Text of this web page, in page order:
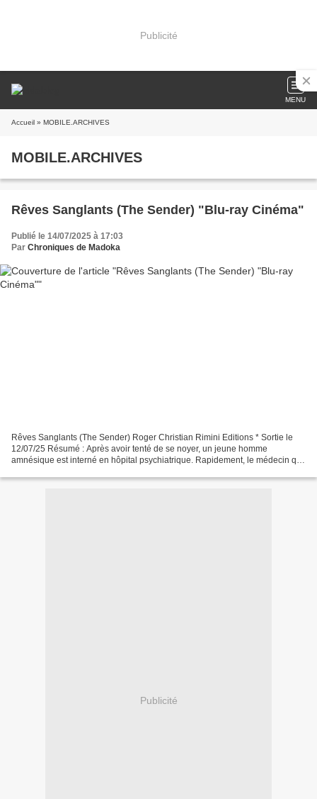
Publicité
MENU
Accueil » MOBILE.ARCHIVES
MOBILE.ARCHIVES
Rêves Sanglants (The Sender) "Blu-ray Cinéma"
Publié le 14/07/2025 à 17:03
Par Chroniques de Madoka
Rêves Sanglants (The Sender) Roger Christian Rimini Editions * Sortie le
12/07/25 Résumé : Après avoir tenté de se noyer, un jeune homme
amnésique est interné en hôpital psychiatrique. Rapidement, le médecin qui
Publicité